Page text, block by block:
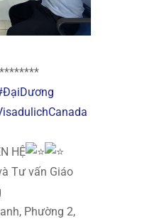
HỆ
Tư vấn Giáo
Phường 2,